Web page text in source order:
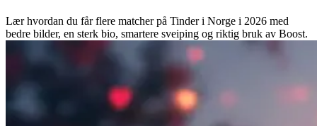
Lær hvordan du får flere matcher på Tinder i Norge i 2026 med
bedre bilder, en sterk bio, smartere sveiping og riktig bruk av Boost.